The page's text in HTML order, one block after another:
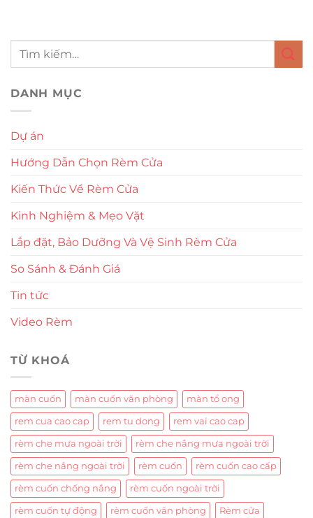
DANH MỤC
Dự án
Hướng Dẫn Chọn Rèm Cửa
Kiến Thức Về Rèm Cửa
Kinh Nghiệm & Mẹo Vặt
Lắp đặt, Bảo Dưỡng Và Vệ Sinh Rèm Cửa
So Sánh & Đánh Giá
Tin tức
Video Rèm
TỪ KHOÁ
màn cuốn màn cuốn văn phòng màn tổ ong
rem cua cao cap rem tu dong rem vai cao cap
rèm che mưa ngoài trời rèm che nắng mưa ngoài trời
rèm che nắng ngoài trời rèm cuốn rèm cuốn cao cấp
rèm cuốn chống nắng rèm cuốn ngoài trời
rèm cuốn tự động rèm cuốn văn phòng Rèm cửa